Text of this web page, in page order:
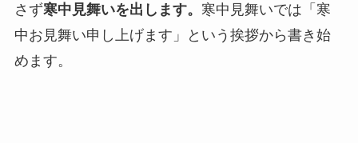
さず寒中見舞いを出します。 寒中見舞いでは「寒
中お見舞い申し上げます」という挨拶から書き始
めます。